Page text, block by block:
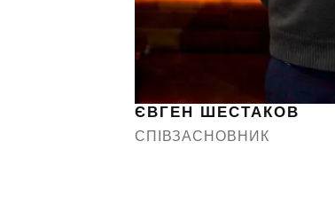
ЄВГЕН ШЕСТАКОВ
СПІВЗАСНОВНИК